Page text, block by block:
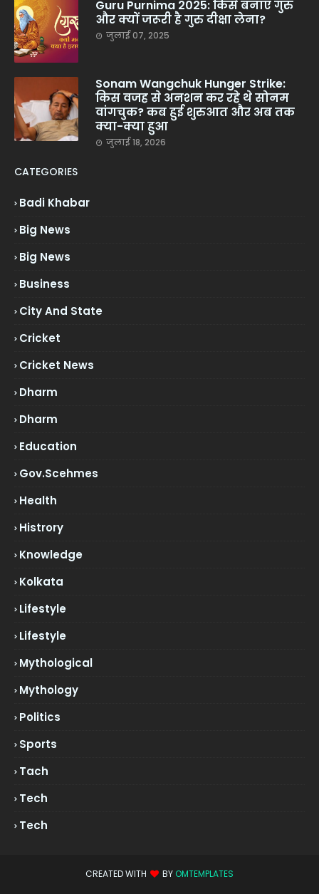
Guru Purnima 2025: किसे बनाएं गुरु
और क्यों जरूरी है गुरु दीक्षा लेना?
जुलाई 07, 2025
Sonam Wangchuk Hunger Strike:
किस वजह से अनशन कर रहे थे सोनम
वांगचुक? कब हुई शुरुआत और अब तक
क्या-क्या हुआ
जुलाई 18, 2026
CATEGORIES
Badi Khabar
Big News
Big News
Business
City And State
Cricket
Cricket News
Dharm
Dharm
Education
Gov.scehmes
Health
Histrory
Knowledge
Kolkata
Lifestyle
Lifestyle
Mythological
Mythology
Politics
Sports
Tach
Tech
Tech
CREATED WITH BY OMTEMPLATES